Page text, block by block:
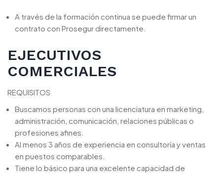
A través de la formación continua se puede firmar un
contrato con Prosegur directamente.
EJECUTIVOS
COMERCIALES
REQUISITOS
Buscamos personas con una licenciatura en marketing,
administración, comunicación, relaciones públicas o
profesiones afines.
Al menos 3 años de experiencia en consultoría y ventas
en puestos comparables.
Tiene lo básico para una excelente capacidad de